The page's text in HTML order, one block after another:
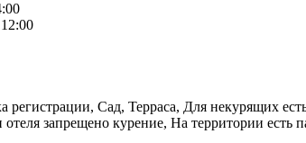
Сад, Терраса, Для некурящих
запрещено курение, На территории есть